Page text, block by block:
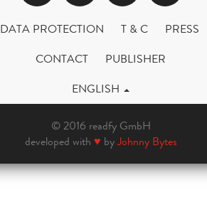
DATA PROTECTION T & C
PRESS
CONTACT
PUBLISHER
ENGLISH
© 2016 readfy GmbH
developed with ♥ byJohnny Bytes